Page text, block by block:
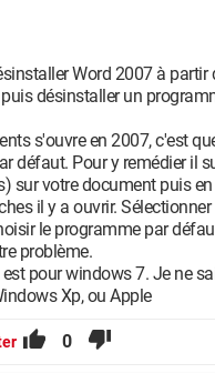
Word 2007 à partir
désinstaller un
s'ouvre en 2007, c'est
défaut. Pour y remédier il
sur votre document puis
il y a ouvrir.
le programme par
problème.
pour windows 7. Je ne
Xp, ou Apple
0